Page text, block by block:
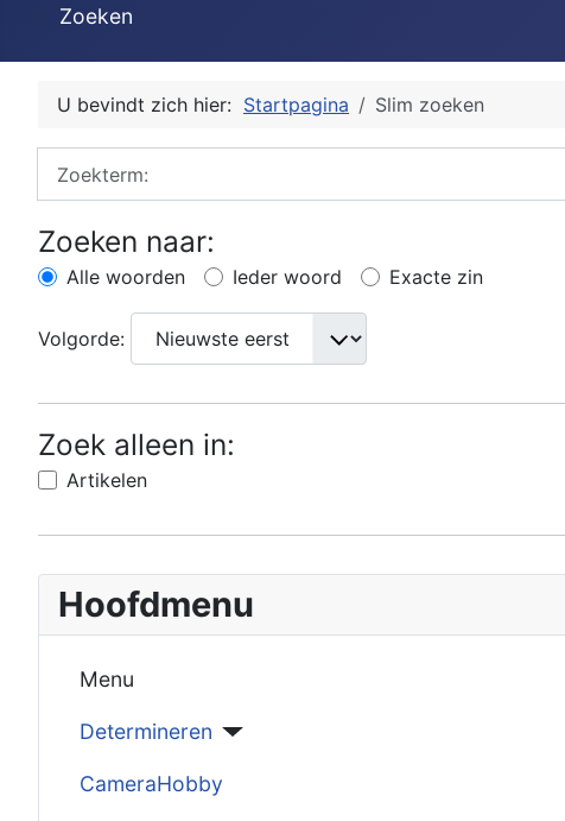
Zoeken
U bevindt zich hier: Startpagina Slim zoeken
Zoeken naar:
Alle woorden Ieder woord Exacte zin
Volgorde:
Zoek alleen in:
Artikelen
Hoofdmenu
Menu
Determineren
CameraHobby